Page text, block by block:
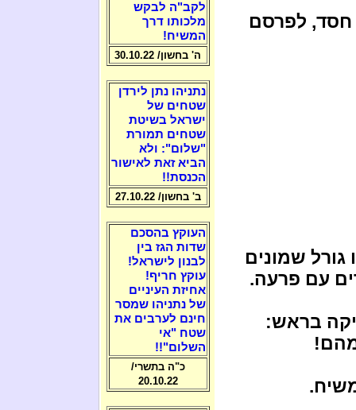
חסד, לפרסם
שמונים
עם פרעה.
בראש:
לקב"ה לבקש
מלכותו דרך
המשיח!
ה' בחשון/ 30.10.22
נתניהו נתן לירדן
שטחים של
ישראל בשיטת
שטחים תמורת
"שלום": ולא
הביא זאת לאישור
הכנסת!!
ב' בחשון/ 27.10.22
העוקץ בהסכם
שדות הגז בין
לבנון לישראל!
עוקץ חריף!
אחיזת העיניים
של נתניהו שמסר
חינם לערבים את
שטח "אי
השלום"!!
כ"ה בתשרי/
20.10.22